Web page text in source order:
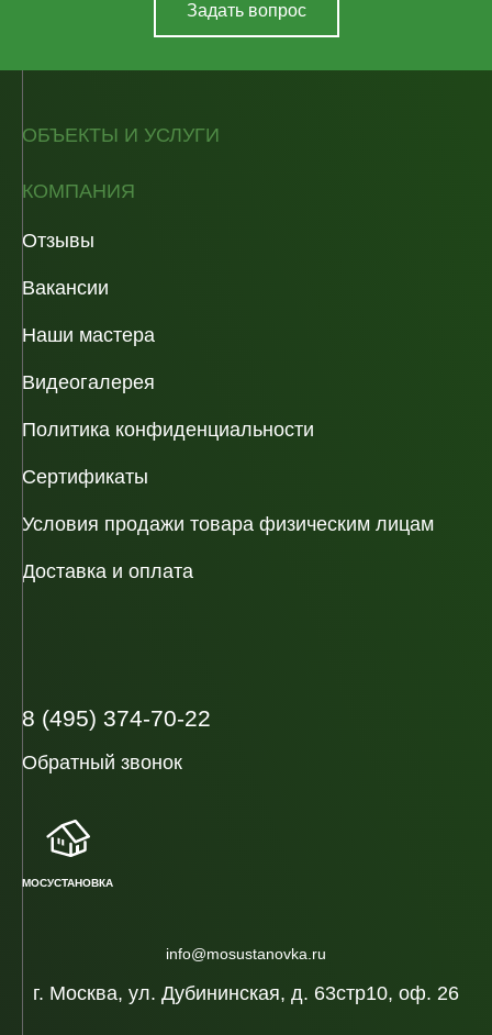
Задать вопрос
ОБЪЕКТЫ И УСЛУГИ
КОМПАНИЯ
Отзывы
Вакансии
Наши мастера
Видеогалерея
Политика конфиденциальности
Сертификаты
Условия продажи товара физическим лицам
Доставка и оплата
г. Москва, ул. Дубининская, д. 63стр10, оф. 26
info@mosustanovka.ru
8 (495) 374-70-22
Обратный звонок
МОСУСТАНОВКА